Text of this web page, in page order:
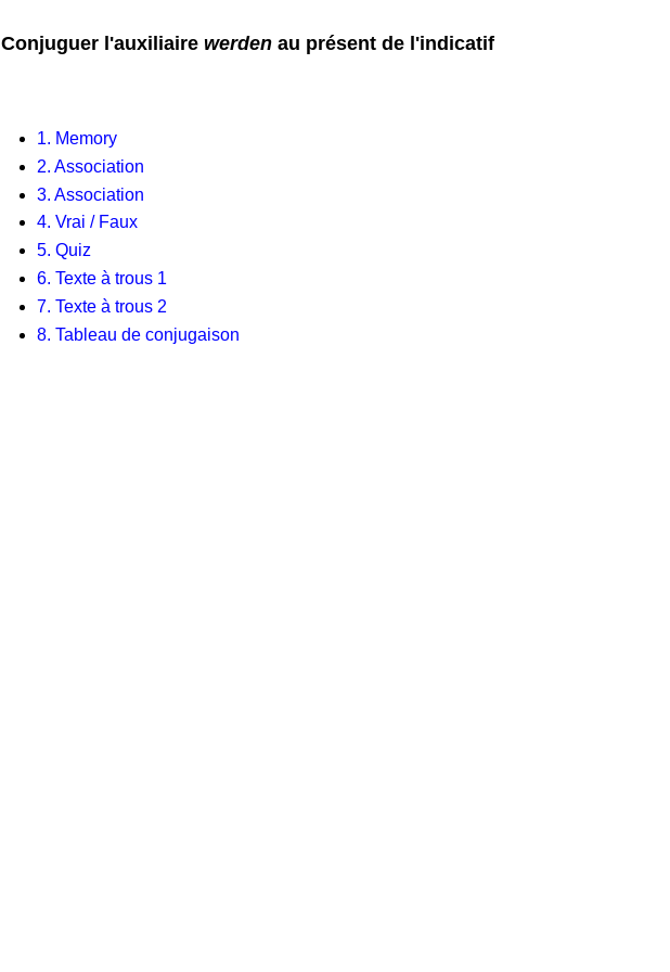
Conjuguer l'auxiliaire werdenau présent de l'indicatif
1. Memory
2. Association
3. Association
4. Vrai / Faux
5. Quiz
6. Texte à trous 1
7. Texte à trous 2
8. Tableau de conjugaison